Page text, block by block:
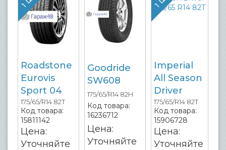
Roadstone
Eurovis
Sport 04
175/65/R14 82T
Код товара:
15811142
Цена:
Уточняйте
Goodride
SW608
175/65/R14 82H
Код товара:
16236712
Цена:
Уточняйте
Imperial
All Season
Driver
175/65/R14 82T
Код товара:
15906728
Цена:
Уточняйте